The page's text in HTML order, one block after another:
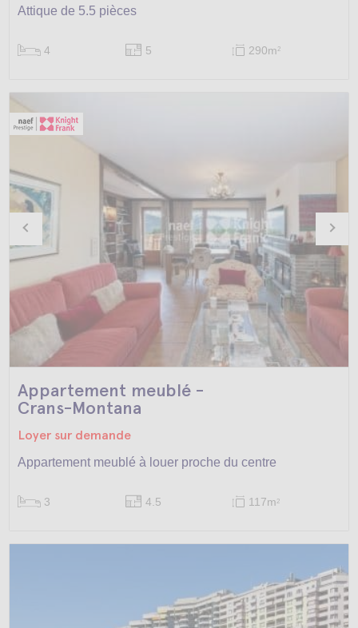
Attique de 5.5 pièces
4 5 290m2
Appartement meublé -
Crans-Montana
Loyer sur demande
Appartement meublé à louer proche du centre
3 4.5 117m2